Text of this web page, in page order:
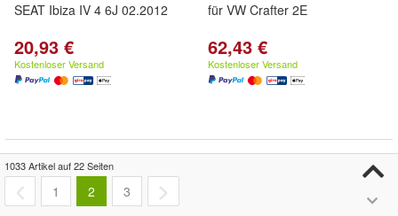
SEAT Ibiza IV 4 6J 02.2012
20,93 €
Kostenloser Versand
für VW Crafter 2E
62,43 €
Kostenloser Versand
1033 Artikel auf 22 Seiten
1 2 3